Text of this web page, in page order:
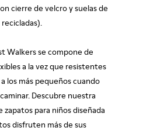
cierre de velcro y suelas de
Walkers se compone de
a la vez que resistentes
los más pequeños cuando
Descubre nuestra
zapatos para niños diseñada
disfruten más de sus